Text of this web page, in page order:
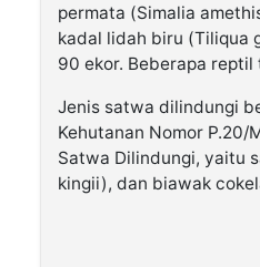
permata (Simalia
kadal lidah biru (Tiliqua
90 ekor. Beberapa
Jenis satwa dilindungi
Kehutanan Nomor P.20/
Satwa Dilindungi, yaitu
kingii), dan biawak